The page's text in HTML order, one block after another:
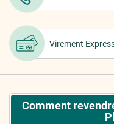
Virement
Comment